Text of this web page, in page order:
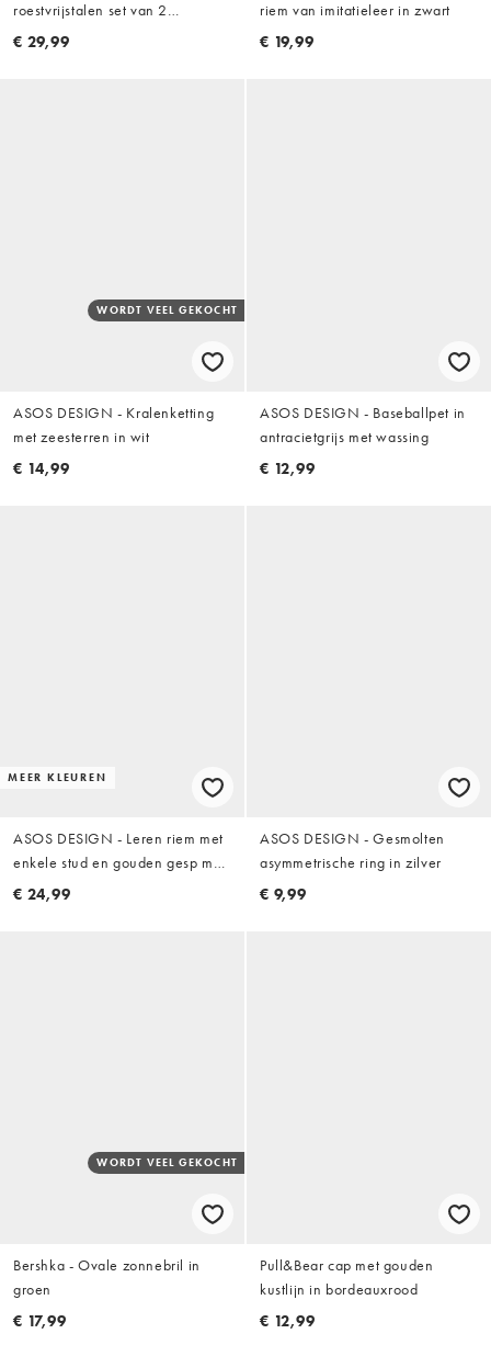
roestvrijstalen set van 2
kettingen met sterdetail en
€ 29,99
riem van imitatieleer in zwart
€ 19,99
WORDT VEEL GEKOCHT
ASOS DESIGN - Kralenketting
met zeesterren in wit
€ 14,99
ASOS DESIGN - Baseballpet in
antracietgrijs met wassing
€ 12,99
MEER KLEUREN
ASOS DESIGN - Leren riem met
enkele stud en gouden gesp met
afgeronde rand in bruin met
€ 24,99
ASOS DESIGN - Gesmolten
asymmetrische ring in zilver
€ 9,99
WORDT VEEL GEKOCHT
Bershka - Ovale zonnebril in
groen
€ 17,99
Pull&Bear cap met gouden
kustlijn in bordeauxrood
€ 12,99